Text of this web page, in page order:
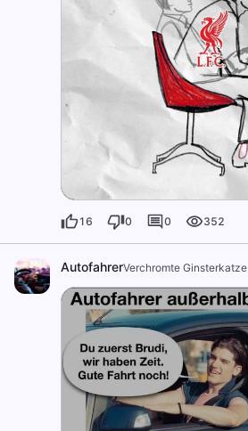
16 0 0 352
AutofahrerVerchromte Ginsterkatze